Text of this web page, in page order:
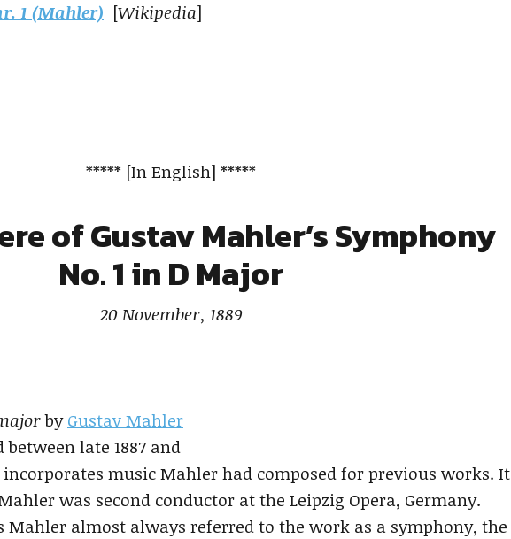
1 (Mahler) [Wikipedia]
***** [In English] *****
of Gustav Mahler’s Symphony
No. 1 in D Major
20 November, 1889
byGustav Mahler
late 1887 and
music Mahler had composed for previous works. It
was second conductor at the Leipzig Opera, Germany.
almost always referred to the work as a symphony, the